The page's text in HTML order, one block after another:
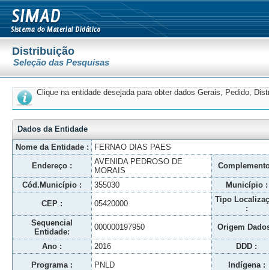
Distribuição
Seleção das Pesquisas
Clique na entidade desejada para obter dados Gerais, Pedido,
Dados da Entidade
Nome da Entidade :
FERNAO DIAS PAES
Endereço :
AVENIDA PEDROSO DE
MORAIS
Cód.Município : 355030 Município :
CEP : 05420000
Tipo
:
Sequencial
Entidade:
000000197950 Origem
Ano : 2016 DDD :
Programa : PNLD Indígena :